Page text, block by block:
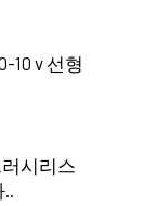
10 v 선형
시리스